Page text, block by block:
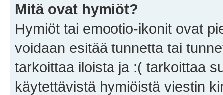
Mitä ovat hymiöt?
Hymiöt tai emootio-ikonit ovat
voidaan esitää tunnetta tai
tarkoittaa iloista ja :( tarkoittaa
käytettävistä hymiöistä viestin